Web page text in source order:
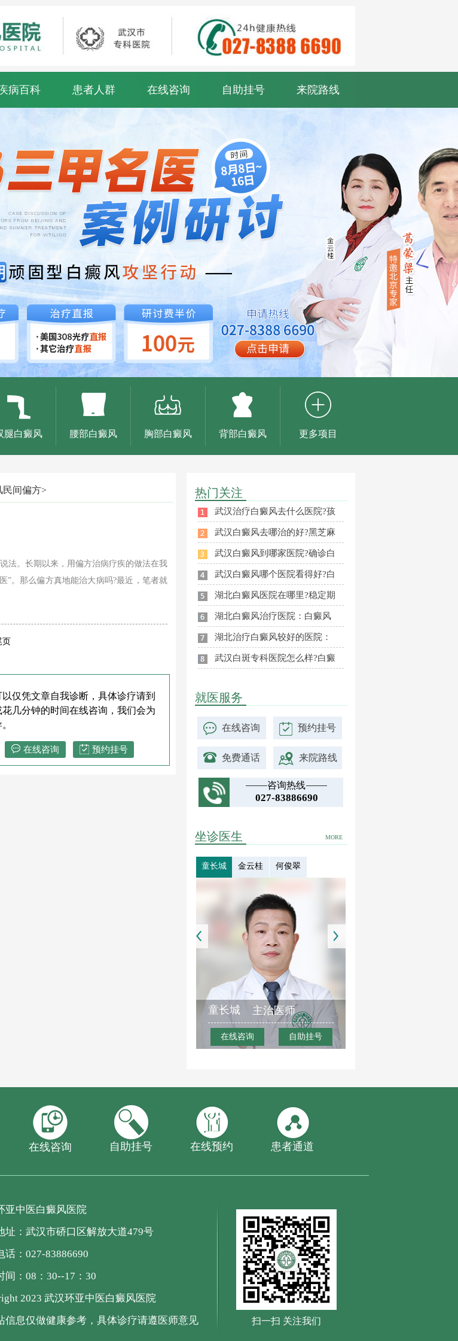
病百科 患者人群 在线咨询 自助挂号 来院路线
腿白癜风 腰部白癜风 胸部白癜风 背部白癜风 更多项目
民间偏方>
法。长期以来，用偏方治病疗疾的做法在我
”。那么偏方真地能治大病吗?最近，笔者就
页
仅凭文章自我诊断，具体诊疗请到
几分钟的时间在线咨询，我们会为
在线咨询 预约挂号
热门关注
武汉治疗白癜风去什么医院?孩
武汉白癜风去哪治的好?黑芝麻
武汉白癜风到哪家医院?确诊白
武汉白癜风哪个医院看得好?白
湖北白癜风医院在哪里?稳定期
湖北白癜风治疗医院：白癜风
湖北治疗白癜风较好的医院：
武汉白斑专科医院怎么样?白癜
就医服务
在线咨询 预约挂号
免费通话 来院路线
咨询热线
027-83886690
MORE
坐诊医生
童长城 金云桂 何俊翠
童长城 主治医师
在线咨询 自助挂号
在线咨询 自助挂号 在线预约 患者通道
亚中医白癜风医院
址：武汉市硚口区解放大道479号
话：027-83886690
间：08：30--17：30
2023 武汉环亚中医白癜风医院
信息仅做健康参考，具体诊疗请遵医师意见
扫一扫 关注我们